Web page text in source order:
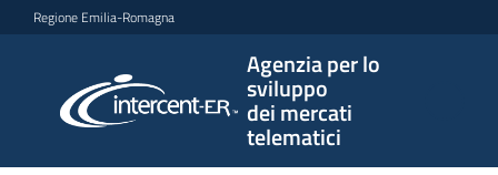
Vai al contenuto
Vai alla navigazione
Vai al footer
Regione Emilia-Romagna
Agenzia per lo
sviluppo
dei mercati
telematici
per lo
sviluppo